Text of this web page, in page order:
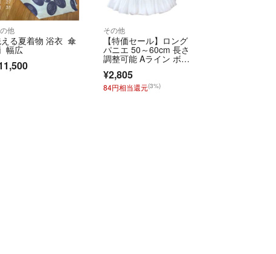
他
る夏着物 浴衣 傘
幅広
その他
【特価セール】ロング
パニエ 50～60cm 長さ
調整可能 Aライン ボリ
ューム
¥2,805
84円相当還元(3%)